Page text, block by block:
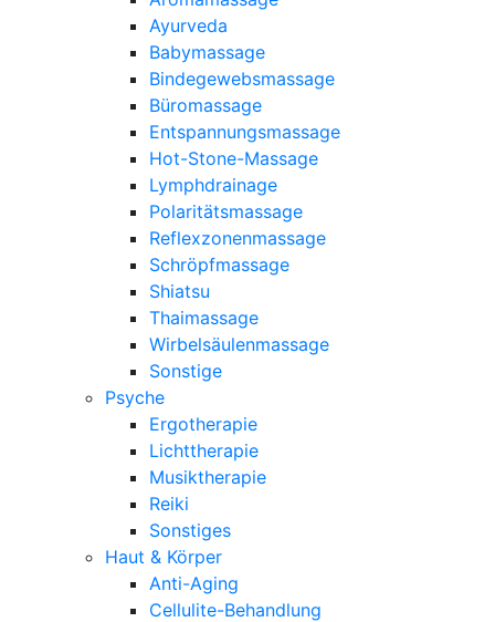
Ayurveda
Babymassage
Bindegewebsmassage
Büromassage
Entspannungsmassage
Hot-Stone-Massage
Lymphdrainage
Polaritätsmassage
Reflexzonenmassage
Schröpfmassage
Shiatsu
Thaimassage
Wirbelsäulenmassage
Sonstige
Psyche
Ergotherapie
Lichttherapie
Musiktherapie
Reiki
Sonstiges
Haut & Körper
Anti-Aging
Cellulite-Behandlung